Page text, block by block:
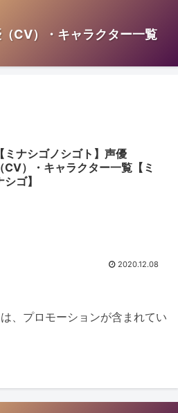
CV）・キャラクター一覧
【ミナシゴノシゴト】声優
（CV）・キャラクター一覧【ミ
シゴ】
2020.12.08
、プロモーションが含まれてい